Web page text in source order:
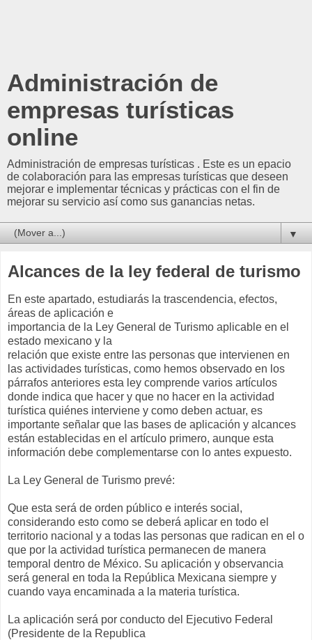
Administración de
empresas turísticas
online
Administración de empresas turísticas . Este es un epacio
de colaboración para las empresas turísticas que deseen
mejorar e implementar técnicas y prácticas con el fin de
mejorar su servicio así como sus ganancias netas.
▼
Alcances de la ley federal de turismo
En este apartado, estudiarás la trascendencia, efectos,
áreas de aplicación e
importancia de la Ley General de Turismo aplicable en el
estado mexicano y la
relación que existe entre las personas que intervienen en
las actividades turísticas, como hemos observado en los
párrafos anteriores esta ley comprende varios artículos
donde indica que hacer y que no hacer en la actividad
turística quiénes interviene y como deben actuar, es
importante señalar que las bases de aplicación y alcances
están establecidas en el artículo primero, aunque esta
información debe complementarse con lo antes expuesto.
La Ley General de Turismo prevé:
Que esta será de orden público e interés social,
considerando esto como se deberá aplicar en todo el
territorio nacional y a todas las personas que radican en el o
que por la actividad turística permanecen de manera
temporal dentro de México. Su aplicación y observancia
será general en toda la República Mexicana siempre y
cuando vaya encaminada a la materia turística.
La aplicación será por conducto del Ejecutivo Federal
(Presidente de la Republica